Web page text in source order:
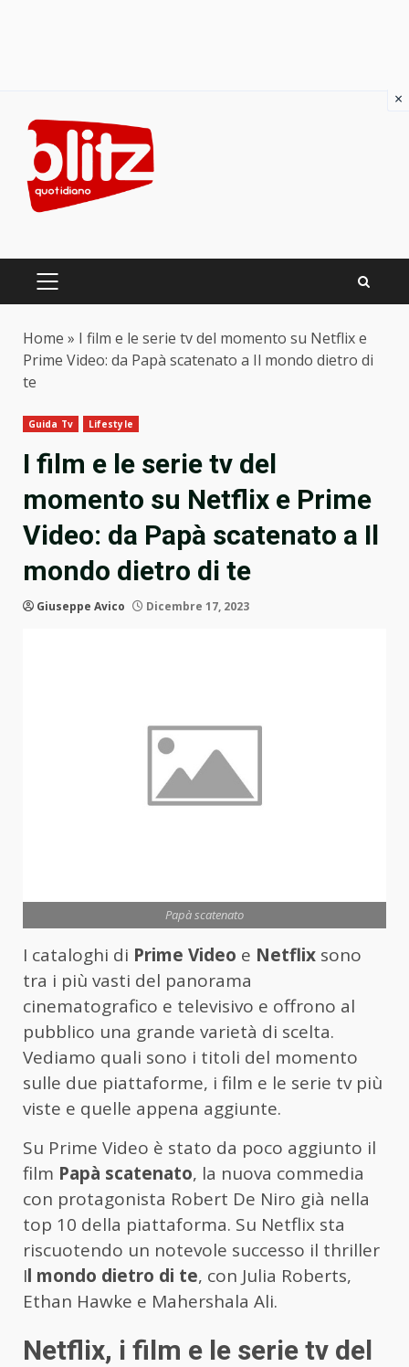
content
PRIMARY
Home » I film e le serie tv del momento su Netflix e
Prime Video: da Papà scatenato a Il mondo dietro di
te
Guida Tv Lifestyle
I film e le serie tv del
momento su Netflix e Prime
Video: da Papà scatenato a Il
mondo dietro di te
Giuseppe Avico Dicembre 17, 2023
Papà scatenato
I cataloghi di Prime Video e Netflix sono
tra i più vasti del panorama
cinematografico e televisivo e offrono al
pubblico una grande varietà di scelta.
Vediamo quali sono i titoli del momento
sulle due piattaforme, i film e le serie tv più
viste e quelle appena aggiunte.
Su Prime Video è stato da poco aggiunto il
film Papà scatenato, la nuova commedia
con protagonista Robert De Niro già nella
top 10 della piattaforma. Su Netflix sta
riscuotendo un notevole successo il thriller
Il mondo dietro di te, con Julia Roberts,
Ethan Hawke e Mahershala Ali.
Netflix, i film e le serie tv del
×